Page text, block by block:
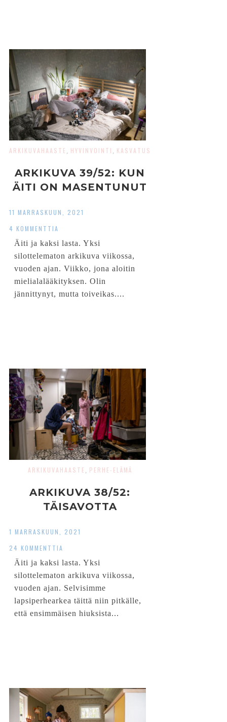
ARKIKUVAHAASTE HYVINVOINTI KASVATUS
ARKIKUVA 39/52: KUN
ÄITI ON MASENTUNUT
11 MARRASKUUN, 2021
4 KOMMENTTIA
Äiti ja kaksi lasta. Yksi
silottelematon arkikuva viikossa,
vuoden ajan. Viikko, jona aloitin
mielialalääkityksen. Olin
jännittynyt, mutta toiveikas....
ARKIKUVAHAASTE PERHE-ELÄMÄ
ARKIKUVA 38/52:
TÄISAVOTTA
1 MARRASKUUN, 2021
24 KOMMENTTIA
Äiti ja kaksi lasta. Yksi
silottelematon arkikuva viikossa,
vuoden ajan. Selvisimme
lapsiperhearkea täittä niin pitkälle,
että ensimmäisen hiuksista...